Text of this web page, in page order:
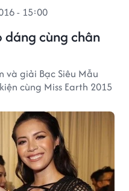
dáng cùng chân
- 15:00
và giải Bạc Siêu Mẫu
cùng Miss Earth 2015